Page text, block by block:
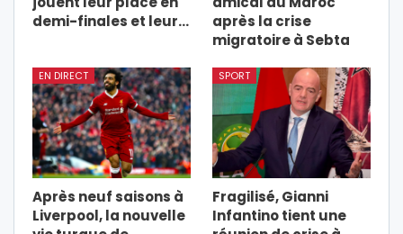
demi-finales et leur…
après la crise
migratoire à Sebta
EN DIRECT
Après neuf saisons à
Liverpool, la nouvelle
SPORT
Fragilisé, Gianni
Infantino tient une